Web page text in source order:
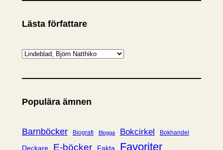
Lästa författare
K
t
g
r
i
Populära ämnen
Barnböcker Biografi Blogga Bokcirkel Bokhandel
Deckare E-böcker Fakta Favoriter